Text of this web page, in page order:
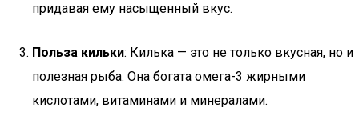
придавая ему насыщенный вкус.
Польза кильки: Килька — это не только вкусная, но и
полезная рыба. Она богата омега-3 жирными
кислотами, витаминами и минералами.